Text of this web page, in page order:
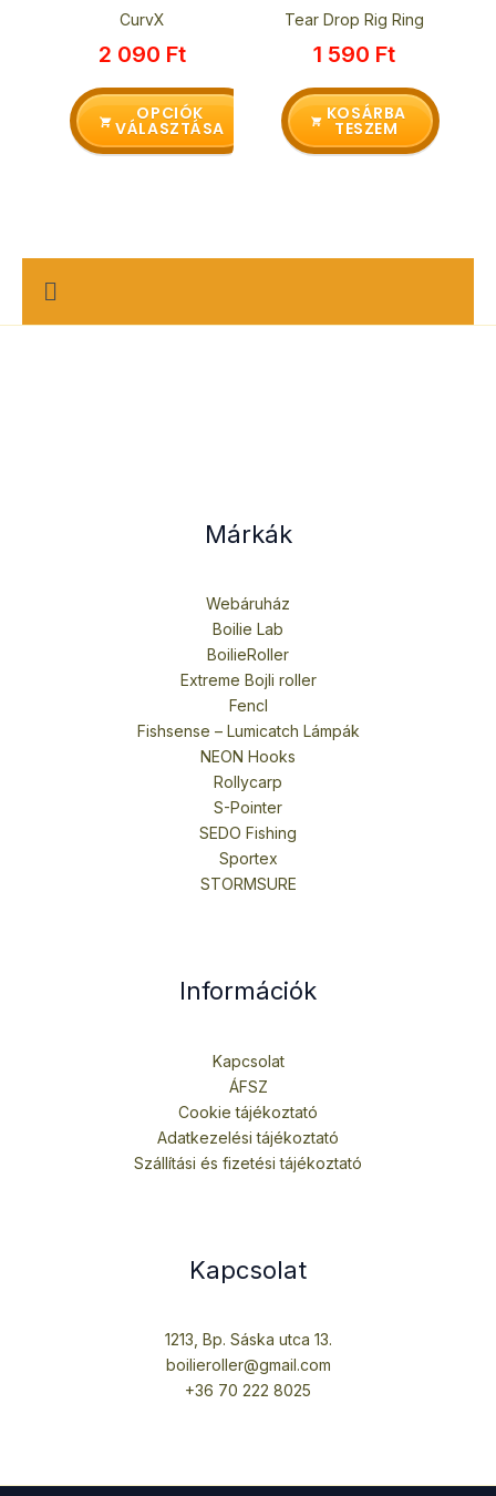
M
e
n
CurvX
2 090 Ft
OPCIÓK
VÁLASZTÁSA
terméknek
több
van.
A
változatok
ki
Tear Drop Rig Ring
1 590 Ft
KOSÁRBA
TESZEM
Márkák
Webáruház
Boilie Lab
BoilieRoller
Extreme Bojli roller
Fencl
Fishsense – Lumicatch Lámpák
NEON Hooks
Rollycarp
S-Pointer
SEDO Fishing
Sportex
STORMSURE
Információk
Kapcsolat
ÁFSZ
Cookie tájékoztató
Adatkezelési tájékoztató
Szállítási és fizetési tájékoztató
Kapcsolat
1213, Bp. Sáska utca 13.
boilieroller@gmail.com
+36 70 222 8025